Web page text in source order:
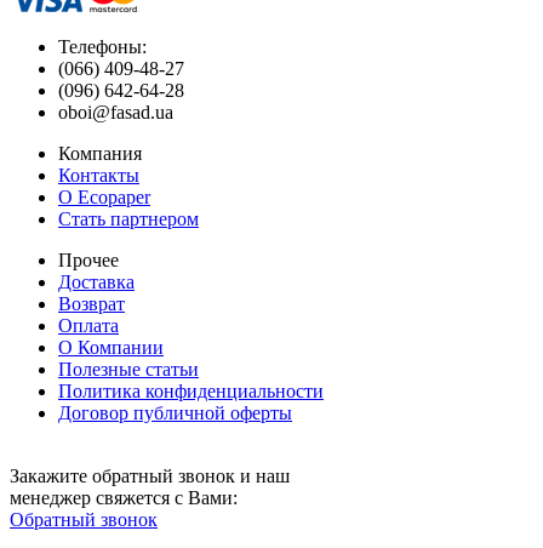
Телефоны:
(066) 409-48-27
(096) 642-64-28
oboi@fasad.ua
Компания
Контакты
О Ecopaper
Стать партнером
Прочее
Доставка
Возврат
Оплата
О Компании
Полезные статьи
Политика конфиденциальности
Договор публичной оферты
Закажите обратный звонок и наш
менеджер свяжется с Вами:
Обратный звонок